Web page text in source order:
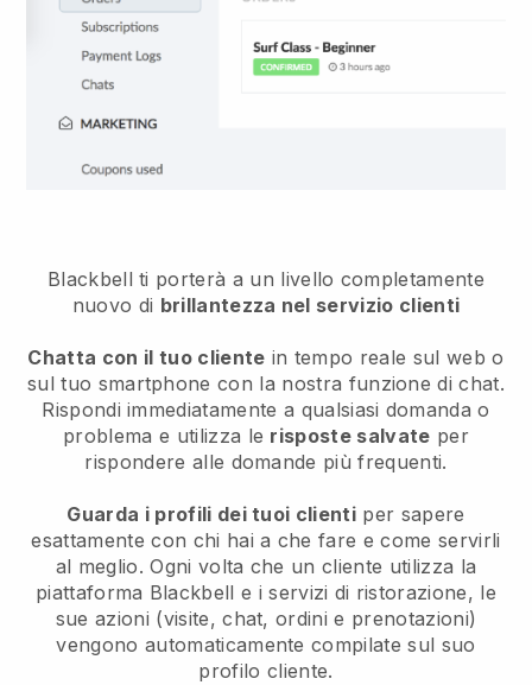
Blackbell ti porterà a un livello completamente
nuovo di brillantezza nel servizio clienti
Chatta con il tuo cliente in tempo reale sul web o
sul tuo smartphone con la nostra funzione di chat.
Rispondi immediatamente a qualsiasi domanda o
problema e utilizza le risposte salvate per
rispondere alle domande più frequenti.
Guarda i profili dei tuoi clienti per sapere
esattamente con chi hai a che fare e come servirli
al meglio. Ogni volta che un cliente utilizza la
piattaforma Blackbell e i servizi di ristorazione, le
sue azioni (visite, chat, ordini e prenotazioni)
vengono automaticamente compilate sul suo
profilo cliente.